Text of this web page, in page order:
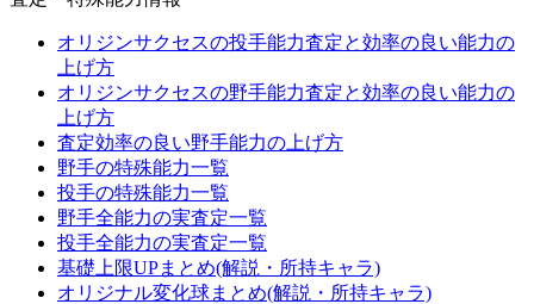
オリジンサクセスの投手能力査定と効率の良い能力の
上げ方
オリジンサクセスの野手能力査定と効率の良い能力の
上げ方
査定効率の良い野手能力の上げ方
野手の特殊能力一覧
投手の特殊能力一覧
野手全能力の実査定一覧
投手全能力の実査定一覧
基礎上限UPまとめ(解説・所持キャラ)
オリジナル変化球まとめ(解説・所持キャラ)